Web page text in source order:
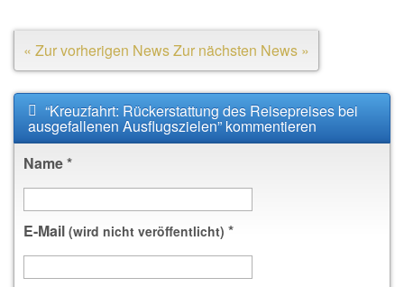
« Zur vorherigen NewsZur nächsten News »
“Kreuzfahrt: Rückerstattung des Reisepreises bei
ausgefallenen Ausflugszielen” kommentieren
Name*
E-Mail (wird nicht veröffentlicht) *